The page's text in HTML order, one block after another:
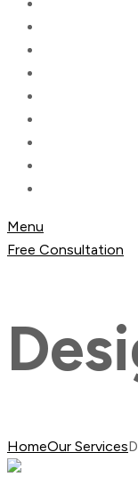
Menu
Free Consultation
HomeOur Services